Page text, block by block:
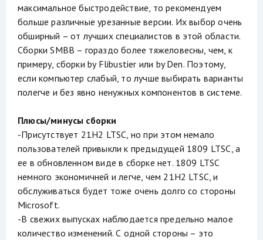
максимальное быстродействие, то рекомендуем
больше различные урезанные версии. Их выбор очень
обширный – от лучших специалистов в этой области.
Сборки SMBB – гораздо более тяжеловесны, чем, к
примеру, сборки by Flibustier или by Den. Поэтому,
если компьютер слабый, то лучше выбирать варианты
полегче и без явно ненужных компонентов в системе.
Плюсы/минусы сборки
-Присутствует 21H2 LTSC, но при этом немало
пользователей привыкли к предыдущей 1809 LTSC, а
ее в обновленном виде в сборке нет. 1809 LTSC
немного экономичней и легче, чем 21H2 LTSC, и
обслуживаться будет тоже очень долго со стороны
Microsoft.
-В свежих выпусках наблюдается предельно малое
количество изменений. С одной стороны – это